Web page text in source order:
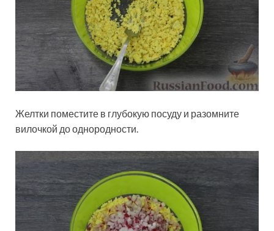
Желтки поместите в глубокую посуду и разомните
вилочкой до однородности.